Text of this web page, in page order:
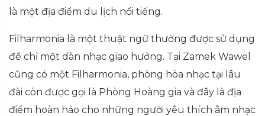
là một địa điểm du lịch nổi tiếng.
Filharmonia là một thuật ngữ thường được sử dụng
để chỉ một dàn nhạc giao hưởng. Tại Zamek Wawel
cũng có một Filharmonia, phòng hòa nhạc tại lâu
đài còn được gọi là Phòng Hoàng gia và đây là địa
điểm hoàn hảo cho những người yêu thích âm nhạc